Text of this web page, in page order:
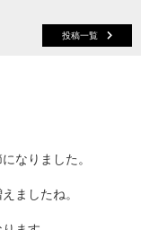
投稿一覧
なりました。
ましたね。